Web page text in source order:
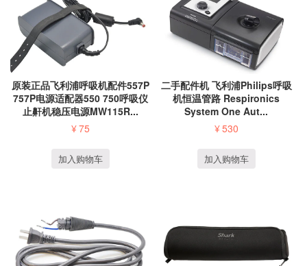
原装正品飞利浦呼吸机配件557P
757P电源适配器550 750呼吸仪
止鼾机稳压电源MW115R...
¥75
加入购物车
二手配件机 飞利浦Philips呼吸
机恒温管路 Respironics
System One Aut...
¥530
加入购物车